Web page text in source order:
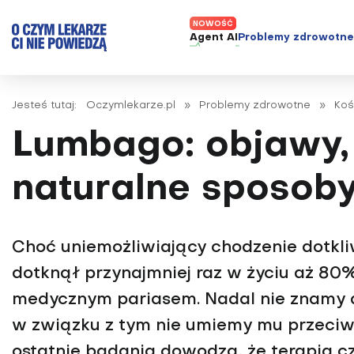
Agent AI Problemy zdrowotne
Astma
Autyzm
Bezsenność
Bóle głowy i migreny
Celiakia
Choroby jelit
Nowe
Prawa
Jesteś tutaj: Oczymlekarze.pl » Problemy zdrowotne »
Lumbago:
naturalne
Choć uniemożliwiający chodzenie
dotknął przynajmniej raz w życiu aż
medycznym pariasem. Nadal nie
w związku z tym nie umiemy mu